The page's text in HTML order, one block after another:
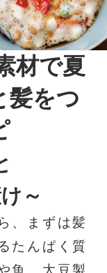
材で夏
髪をつ
～
、まずは髪
たんぱく質
魚、大豆製